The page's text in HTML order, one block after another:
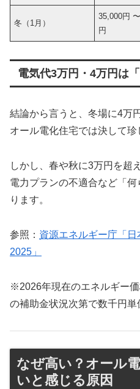
冬（1月）
35,000円
円
電気代3万円・4万円は
結論から言うと、冬場に4万
オール電化住宅では決して珍
しかし、春や秋に3万円を超
電力プランの不適合など「
ります。
参照： 資源エネルギー庁「
2025」
※2026年現在のエネルギー
の補助金状況次第で数千円単
なぜ高い？オール
いと感じる原因